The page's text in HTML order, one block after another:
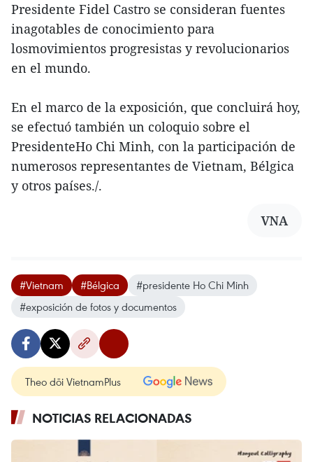
Presidente Fidel Castro se consideran fuentes
inagotables de conocimiento para
losmovimientos progresistas y revolucionarios
en el mundo.
En el marco de la exposición, que concluirá hoy,
se efectuó también un coloquio sobre el
PresidenteHo Chi Minh, con la participación de
numerosos representantes de Vietnam, Bélgica
y otros países./.
VNA
#Vietnam #Bélgica
#presidente Ho Chi Minh
#exposición de fotos y documentos
Theo dõi VietnamPlus
NOTICIAS RELACIONADAS